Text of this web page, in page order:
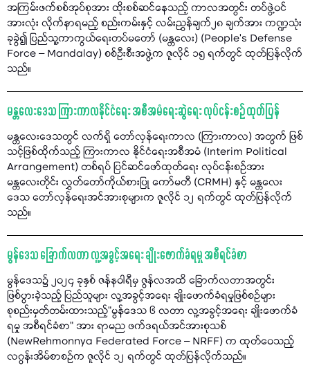
အကြမ်းဖက်စစ်အုပ်စုအား ထိုးစစ်ဆင်နေသည့် ကာလအတွင်း တပ်ဖွဲ့ဝင်
အားလုံး လိုက်နာရမည့် စည်းကမ်းနှင့် လမ်းညွှန်ချက်၂၈ ချက်အား ကဏ္ဍသုံး
ခုခွဲ၍ ပြည်သူ့ကာကွယ်ရေးတပ်မတော် (မန္တလေး) (People’s Defense
Force – Mandalay) စစ်ဦးစီးအဖွဲ့က ဇူလိုင် ၁၅ ရက်တွင် ထုတ်ပြန်လိုက်
သည်။
မန္တလေးဒေသ ကြားကာလနိုင်ငံရေး အစီအမံရေးဆွဲရေး လုပ်ငန်းစဉ် ထုတ်ပြန်
မန္တလေးဒေသတွင် လက်ရှိ တော်လှန်ရေးကာလ (ကြားကာလ) အတွက် ဖြစ်
သင့်ဖြစ်ထိုက်သည့် ကြားကာလ နိုင်ငံရေးအစီအမံ (Interim Political
Arrangement) တစ်ရပ် ပြင်ဆင်ဖော်ထုတ်ရေး လုပ်ငန်းစဉ်အား
မန္တလေးတိုင်း လွှတ်တော်ကိုယ်စားပြု ကော်မတီ (CRMH) နှင့် မန္တလေး
ဒေသ တော်လှန်ရေးအင်အားစုများက ဇူလိုင် ၁၂ ရက်တွင် ထုတ်ပြန်လိုက်
သည်။
မွန်ဒေသ ခြောက်လတာ လူ့အခွင့်အရေး ချိုးဖောက်ခံရမှု အစီရင်ခံစာ
မွန်ဒေသ၌ ၂၀၂၄ ခုနှစ် ဇန်နဝါရီမှ ဇွန်လအထိ ခြောက်လတာအတွင်း
ဖြစ်ပွားခဲ့သည့် ပြည်သူများ လူ့အခွင့်အရေး ချိုးဖောက်ခံရမှုဖြစ်စဉ်များ
စုစည်းမှတ်တမ်းထားသည့်"မွန်ဒေသ ၆ လတာ လူ့အခွင့်အရေး ချိုးဖောက်ခံ
ရမှု အစီရင်ခံစာ" အား ရာမည ဖက်ဒရယ်အင်အားစုသစ်
(NewRehmonnya Federated Force – NRFF) က ထုတ်ဝေသည့်
လဂွန်းအိမ်စာစဉ်က ဇူလိုင် ၁၂ ရက်တွင် ထုတ်ပြန်လိုက်သည်။